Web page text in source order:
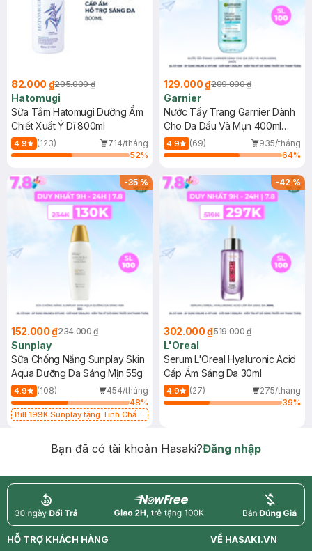
82.000 ₫205.000 ₫
Hatomugi
Sữa Tắm Hatomugi Dưỡng Ẩm
Chiết Xuất Ý Dĩ 800ml
4.9 (123)
714/tháng
52%
129.000 ₫209.000 ₫
Garnier
Nước Tẩy Trang Garnier Dành
Cho Da Dầu Và Mụn 400ml
(Mới)
4.9 (69)
935/tháng
64%
-35%
152.000 ₫234.000 ₫
Sunplay
Sữa Chống Nắng Sunplay Skin
Aqua Dưỡng Da Sáng Mịn 55g
4.9 (108)
454/tháng
48%
Bill 199K Sunplay tặng Tinh Chất
-42%
302.000 ₫519.000 ₫
L'Oreal
Serum L'Oreal Hyaluronic Acid
Cấp Ẩm Sáng Da 30ml
4.9 (27)
275/tháng
39%
Bạn đã có tài khoản Hasaki?Đăng nhập
return nowfree price
HỖ TRỢ KHÁCH HÀNG
VỀ HASAKI.VN